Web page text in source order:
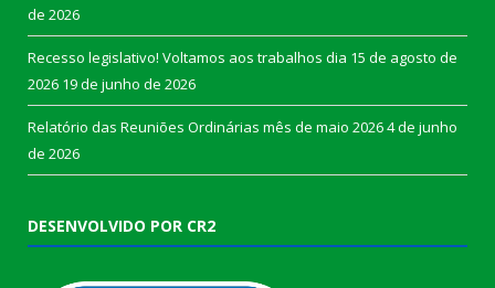
de 2026
Recesso legislativo! Voltamos aos trabalhos dia 15 de agosto de
2026 19 de junho de 2026
Relatório das Reuniões Ordinárias mês de maio 20264 de junho
de 2026
DESENVOLVIDO POR CR2